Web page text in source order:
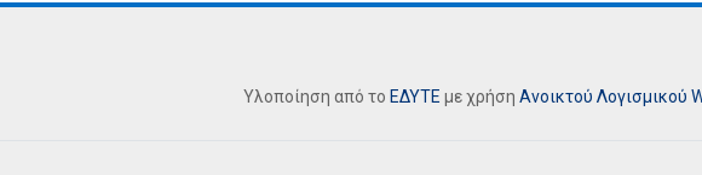
Υλοποίηση από το ΕΔΥΤΕ με χρήση Ανοικτού Λογισμικού